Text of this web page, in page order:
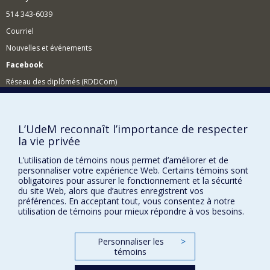
514 343-6039
Courriel
Nouvelles et événements
Facebook
Réseau des diplômés (RDDCom)
BESOIN D'AIDE?
Plan du site
Signaler une erreur
Accessibilité
FACULTÉ DES ARTS ET DES SCIENCES
Nos centres d'études
L’UdeM reconnaît l’importance de respecter
la vie privée
L’utilisation de témoins nous permet d’améliorer et de
personnaliser votre expérience Web. Certains témoins sont
obligatoires pour assurer le fonctionnement et la sécurité
du site Web, alors que d’autres enregistrent vos
préférences. En acceptant tout, vous consentez à notre
utilisation de témoins pour mieux répondre à vos besoins.
Personnaliser les
témoins
>